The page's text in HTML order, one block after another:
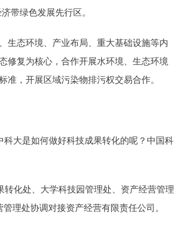
带绿色发展先行区。
态环境、产业布局、重大基础设施等内
修复为核心，合作开展水环境、生态环境
，开展区域污染物排污权交易合作。
大是如何做好科技成果转化的呢？中国科
化处、大学科技园管理处、资产经营管理
理处协调对接资产经营有限责任公司。